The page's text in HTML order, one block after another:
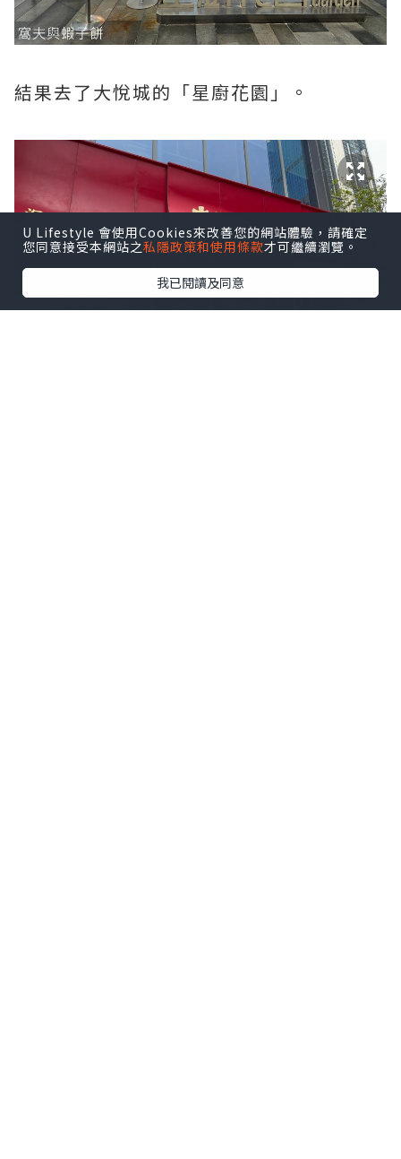
結果去了大悅城的「星廚花園」。
U Lifestyle 會使用Cookies來改善您的網站體驗，請確定
您同意接受本網站之私隱政策和使用條款才可繼續瀏覽。
我已閱讀及同意